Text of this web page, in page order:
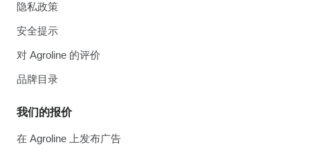
隐私政策
安全提示
对 Agroline 的评价
品牌目录
我们的报价
在 Agroline 上发布广告